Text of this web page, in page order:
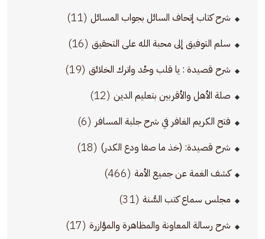
شرح كتاب إتحاف السائل بجواب المسائل (11)
سلم التوفيق إلى محبة الله على التحقيق (16)
شرح قصيدة : يا قلب وحِّد واترك الخلائق (19)
صلة الأهل والأقربين بتعليم الدين (12)
فتح الكريم الغافر في شرح جلبة المسافر (6)
شرح قصيدة: (خذ ما صفا ودع الكدر) (18)
كشف الغمة عن جميع الأمة (466)
مجلس سماع كتب السُّنة (31)
شرح رسالة المعاونة والمظاهرة والمؤازرة (17)